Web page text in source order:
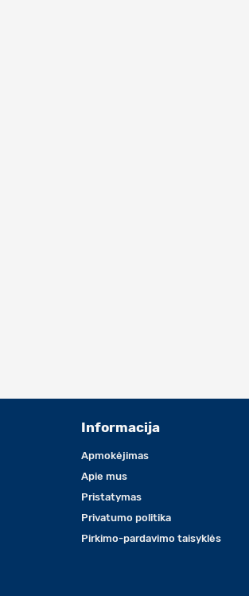
Informacija
Apmokėjimas
Apie mus
Pristatymas
Privatumo politika
Pirkimo-pardavimo taisyklės